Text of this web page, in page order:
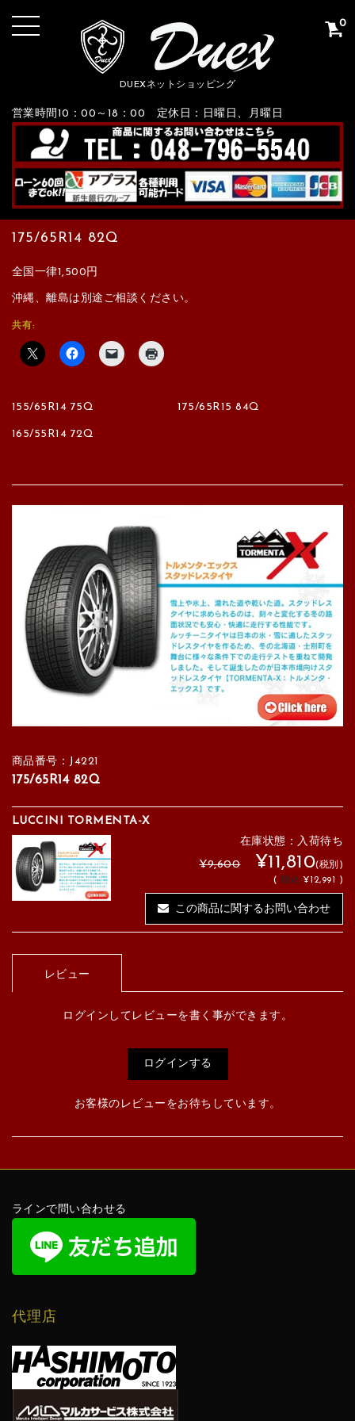
DUEXネットショッピング
営業時間10：00～18：00 定休日：日曜日、月曜日
0
175/65R14 82Q
全国一律1,500円
沖縄、離島は別途ご相談ください。
共有:
155/65R14 75Q 175/65R15 84Q
165/55R14 72Q
商品番号：J4221
175/65R14 82Q
LUCCINI TORMENTA-X
在庫状態：入荷待ち
¥9,600
¥11,810(税別)
( 税込 ¥12,991 )
この商品に関するお問い合わせ
レビュー
ログインしてレビューを書く事ができます。
ログインする
お客様のレビューをお待ちしています。
ラインで問い合わせる
代理店